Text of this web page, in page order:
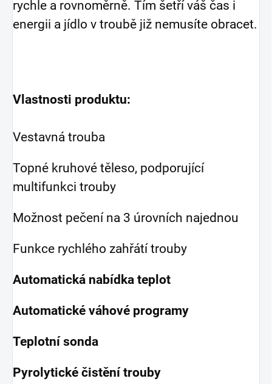
rychle a rovnoměrně. Tím šetří váš čas i
energii a jídlo v troubě již nemusíte obracet.
Vlastnosti produktu:
Vestavná trouba
Topné kruhové těleso, podporující
multifunkci trouby
Možnost pečení na 3 úrovních najednou
Funkce rychlého zahřátí trouby
Automatická nabídka teplot
Automatické váhové programy
Teplotní sonda
Pyrolytické čistění trouby